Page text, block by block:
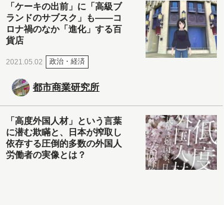
「ケーキの出前」に「高級ブ
ランドのサブスク」も――コ
ロナ禍のなか「進化」する百
貨店
2021.05.02 政治・経済
都市商業研究所
「高度外国人材」という言葉
に潜む欺瞞と、日本が搾取し
依存する圧倒的多数の外国人
労働者の実像とは？